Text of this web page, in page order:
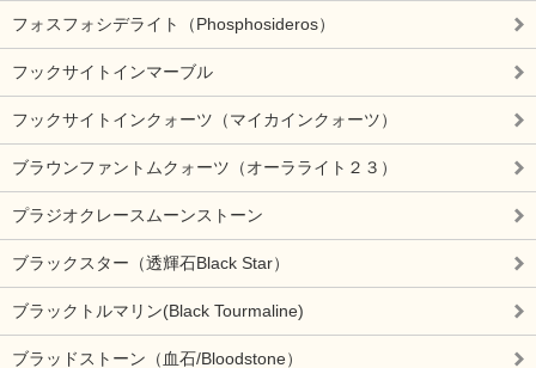
フォスフォシデライト（Phosphosideros）
フックサイトインマーブル
フックサイトインクォーツ（マイカインクォーツ）
ブラウンファントムクォーツ（オーラライト２３）
プラジオクレースムーンストーン
ブラックスター（透輝石Black Star）
ブラックトルマリン(Black Tourmaline)
ブラッドストーン（血石/Bloodstone）